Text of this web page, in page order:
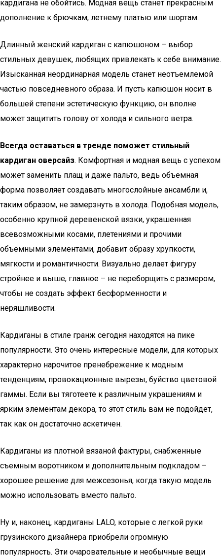
кардигана не обойтись. Модная вещь станет прекрасным
дополнение к брючкам, летнему платью или шортам.
Длинный женский кардиган с капюшоном – выбор
стильных девушек, любящих привлекать к себе внимание.
Изысканная неординарная модель станет неотъемлемой
частью повседневного образа. И пусть капюшон носит в
большей степени эстетическую функцию, он вполне
может защитить голову от холода и сильного ветра.
Всегда оставаться в тренде поможет стильный
кардиган оверсайз. Комфортная и модная вещь с успехом
может заменить плащ и даже пальто, ведь объемная
форма позволяет создавать многослойные ансамбли и,
таким образом, не замерзнуть в холода. Подобная модель,
особенно крупной деревенской вязки, украшенная
всевозможными косами, плетениями и прочими
объемными элементами, добавит образу хрупкости,
мягкости и романтичности. Визуально делает фигуру
стройнее и выше, главное – не переборщить с размером,
чтобы не создать эффект бесформенности и
неряшливости.
Кардиганы в стиле гранж сегодня находятся на пике
популярности. Это очень интересные модели, для которых
характерно нарочитое пренебрежение к модным
тенденциям, провокационные вырезы, буйство цветовой
гаммы. Если вы тяготеете к различным украшениям и
ярким элементам декора, то этот стиль вам не подойдет,
так как он достаточно аскетичен.
Кардиганы из плотной вязаной фактуры, снабженные
съемным воротником и дополнительным подкладом –
хорошее решение для межсезонья, когда такую модель
можно использовать вместо пальто.
Ну и, наконец, кардиганы LALO, которые с легкой руки
грузинского дизайнера приобрели огромную
популярность. Эти очаровательные и необычные вещи